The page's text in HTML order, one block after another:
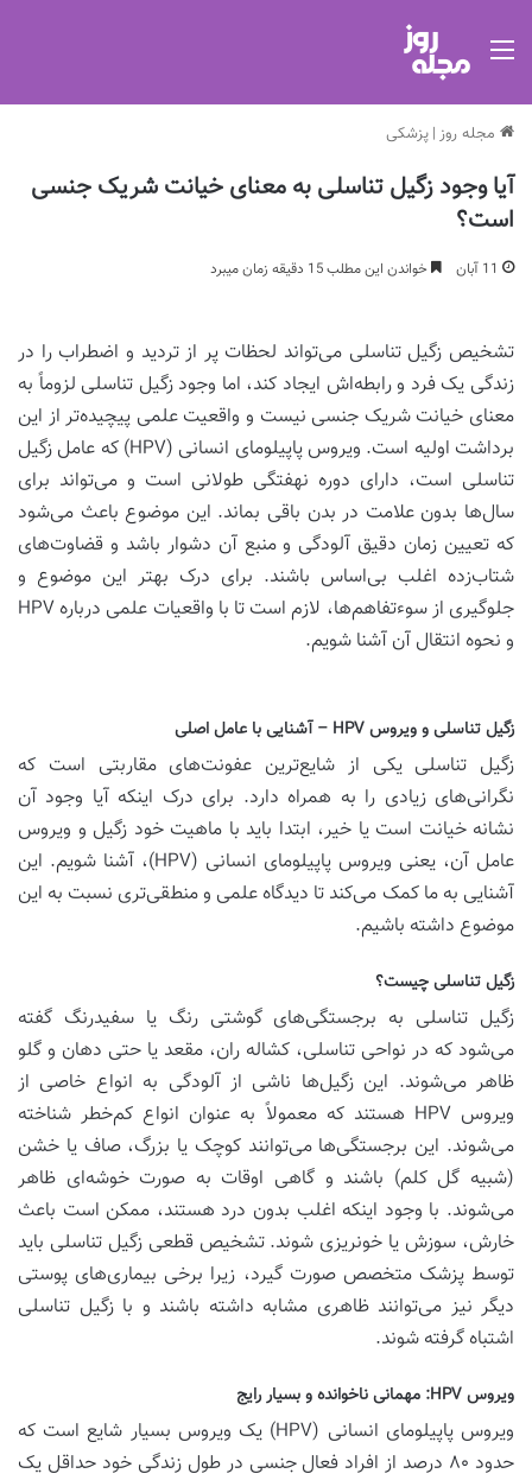
مجله روز | پزشکی
آیا وجود زگیل تناسلی به معنای خیانت شریک جنسی
است؟
11 آبان خواندن این مطلب 15 دقیقه زمان میبرد
تشخیص زگیل تناسلی می‌تواند لحظات پر از تردید و اضطراب را در
زندگی یک فرد و رابطه‌اش ایجاد کند، اما وجود زگیل تناسلی لزوماً به
معنای خیانت شریک جنسی نیست و واقعیت علمی پیچیده‌تر از این
برداشت اولیه است. ویروس پاپیلومای انسانی (HPV) که عامل زگیل
تناسلی است، دارای دوره نهفتگی طولانی است و می‌تواند برای
سال‌ها بدون علامت در بدن باقی بماند. این موضوع باعث می‌شود
که تعیین زمان دقیق آلودگی و منبع آن دشوار باشد و قضاوت‌های
شتاب‌زده اغلب بی‌اساس باشند. برای درک بهتر این موضوع و
جلوگیری از سوءتفاهم‌ها، لازم است تا با واقعیات علمی درباره HPV
و نحوه انتقال آن آشنا شویم.
زگیل تناسلی و ویروس HPV – آشنایی با عامل اصلی
زگیل تناسلی یکی از شایع‌ترین عفونت‌های مقاربتی است که
نگرانی‌های زیادی را به همراه دارد. برای درک اینکه آیا وجود آن
نشانه خیانت است یا خیر، ابتدا باید با ماهیت خود زگیل و ویروس
عامل آن، یعنی ویروس پاپیلومای انسانی (HPV)، آشنا شویم. این
آشنایی به ما کمک می‌کند تا دیدگاه علمی و منطقی‌تری نسبت به این
موضوع داشته باشیم.
زگیل تناسلی چیست؟
زگیل تناسلی به برجستگی‌های گوشتی رنگ یا سفیدرنگ گفته
می‌شود که در نواحی تناسلی، کشاله ران، مقعد یا حتی دهان و گلو
ظاهر می‌شوند. این زگیل‌ها ناشی از آلودگی به انواع خاصی از
ویروس HPV هستند که معمولاً به عنوان انواع کم‌خطر شناخته
می‌شوند. این برجستگی‌ها می‌توانند کوچک یا بزرگ، صاف یا خشن
(شبیه گل کلم) باشند و گاهی اوقات به صورت خوشه‌ای ظاهر
می‌شوند. با وجود اینکه اغلب بدون درد هستند، ممکن است باعث
خارش، سوزش یا خونریزی شوند. تشخیص قطعی زگیل تناسلی باید
توسط پزشک متخصص صورت گیرد، زیرا برخی بیماری‌های پوستی
دیگر نیز می‌توانند ظاهری مشابه داشته باشند و با زگیل تناسلی
اشتباه گرفته شوند.
ویروس HPV: مهمانی ناخوانده و بسیار رایج
ویروس پاپیلومای انسانی (HPV) یک ویروس بسیار شایع است که
حدود ۸۰ درصد از افراد فعال جنسی در طول زندگی خود حداقل یک